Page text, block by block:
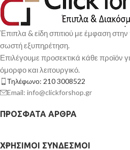
Έπιπλα & είδη σπιτιού με έμφαση στην
σωστή εξυπηρέτηση.
Επιλέγουμε προσεκτικά κάθε προϊόν
όμορφο και λειτουργικό.
Τηλέφωνο: 210 3008522
Email: info@clickforshop.gr
ΠΡΌΣΦΑΤΑ ΆΡΘΡΑ
ΧΡΉΣΙΜΟΙ ΣΎΝΔΕΣΜΟΙ